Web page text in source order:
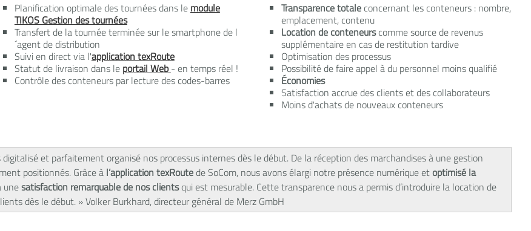
Planification optimale des tournées dans le module
TIKOS Gestion des tournées
Transfert de la tournée terminée sur le smartphone de l
´agent de distribution
Suivi en direct via l'application texRoute
Statut de livraison dans le portail Web - en temps réel !
Contrôle des conteneurs par lecture des codes-barres
Transparence totale concernant les conteneurs : nombre,
emplacement, contenu
Location de conteneurscomme source de revenus
supplémentaire en cas de restitution tardive
Optimisation des processus
Possibilité de faire appel à du personnel moins qualifié
Économies
Satisfaction accrue des clients et des collaborateurs
Moins d'achats de nouveaux conteneurs
et parfaitement organisé nos processus internes dès le début. De la réception des marchandises à une gestion
positionnés. Grâce à l’application texRoute de SoCom, nous avons élargi notre présence numérique et optimisé la
unesatisfaction remarquable de nos clientsqui est mesurable. Cette transparence nous a permis d’introduire la location de
dès le début. » Volker Burkhard, directeur général de Merz GmbH